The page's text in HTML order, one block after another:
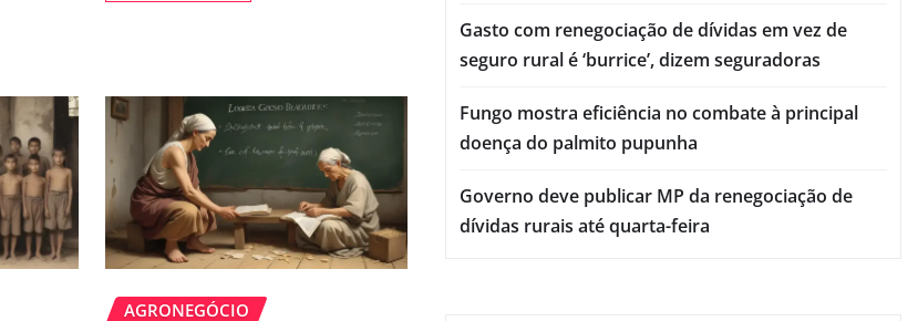
AGRONEGÓCIO
Gasto com renegociação de dívidas em vez de
seguro rural é ‘burrice’, dizem seguradoras
Fungo mostra eficiência no combate à principal
doença do palmito pupunha
Governo deve publicar MP da renegociação de
dívidas rurais até quarta-feira